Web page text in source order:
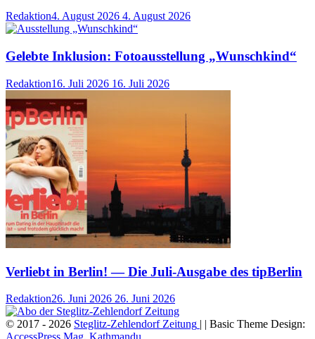
Redaktion4. August 2026 4. August 2026
Gelebte Inklusion: Fotoausstellung „Wunschkind“
Redaktion16. Juli 2026 16. Juli 2026
Verliebt in Berlin! — Die Juli-Ausgabe des tipBerlin
Redaktion26. Juni 2026 26. Juni 2026
© 2017 - 2026 Steglitz-Zehlendorf Zeitung | | Basic Theme Design: